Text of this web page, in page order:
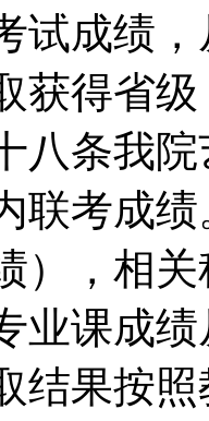
试成绩
获得省
条我院
联考成
），相
业课
结果按